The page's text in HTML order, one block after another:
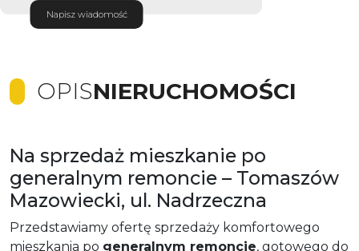
Napisz wiadomość
OPISNIERUCHOMOŚCI
Na sprzedaż mieszkanie po
generalnym remoncie – Tomaszów
Mazowiecki, ul. Nadrzeczna
Przedstawiamy ofertę sprzedaży komfortowego
mieszkania po generalnym remoncie, gotowego do